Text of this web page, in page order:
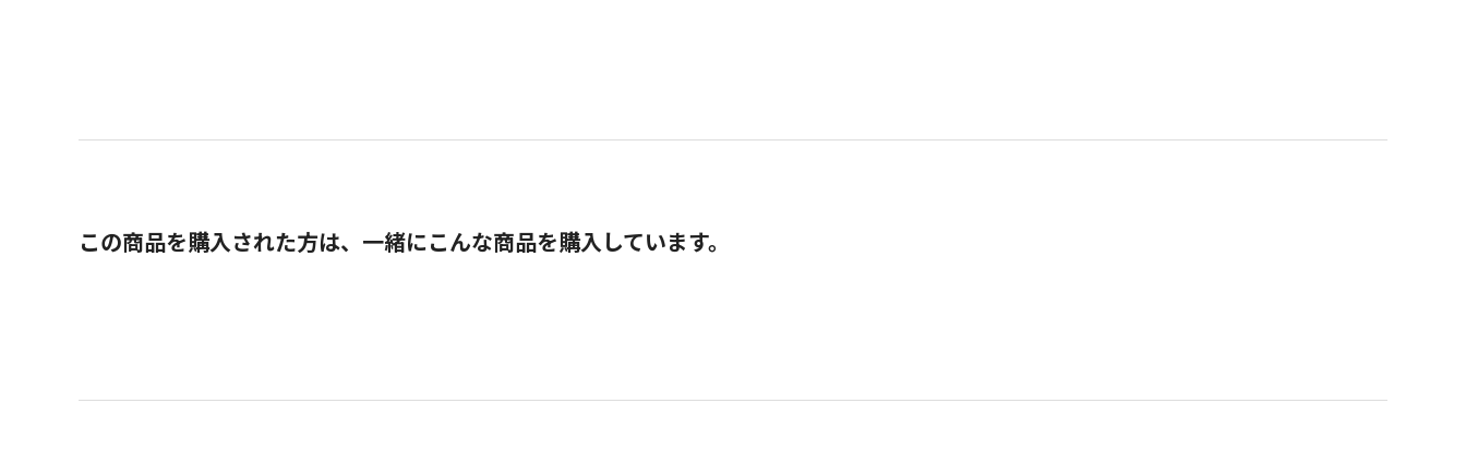
この商品を購入された方は、一緒にこんな商品を購入しています。